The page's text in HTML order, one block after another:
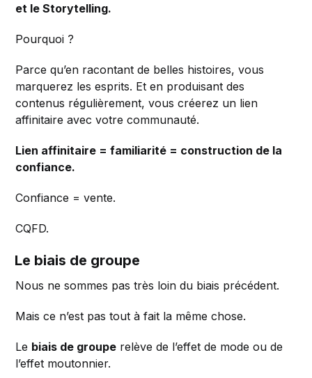
et le Storytelling.
Pourquoi ?
Parce qu’en racontant de belles histoires, vous
marquerez les esprits. Et en produisant des
contenus régulièrement, vous créerez un lien
affinitaire avec votre communauté.
Lien affinitaire = familiarité = construction de la
confiance.
Confiance = vente.
CQFD.
Le biais de groupe
Nous ne sommes pas très loin du biais précédent.
Mais ce n’est pas tout à fait la même chose.
Le biais de groupe relève de l’effet de mode ou de
l’effet moutonnier.